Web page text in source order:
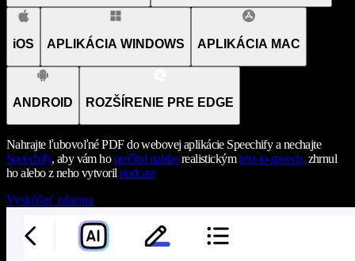
iOS APLIKÁCIA WINDOWS APLIKÁCIA MAC
ANDROID ROZŠÍRENIE PRE EDGE
Nahrajte ľubovoľné PDF do webovej aplikácie Speechify a nechajte
Speechify, aby vám hoprečítal nahlasrealistickýmtext-to-speech, zhrnul
ho alebo z neho vytvorilpodcast
Vyskúšať zdarma